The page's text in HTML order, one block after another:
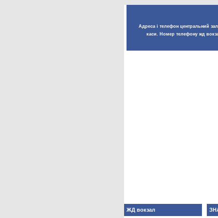
Адреса і телефон центральний
каси. Номер телефону жд
ЖД вокзал